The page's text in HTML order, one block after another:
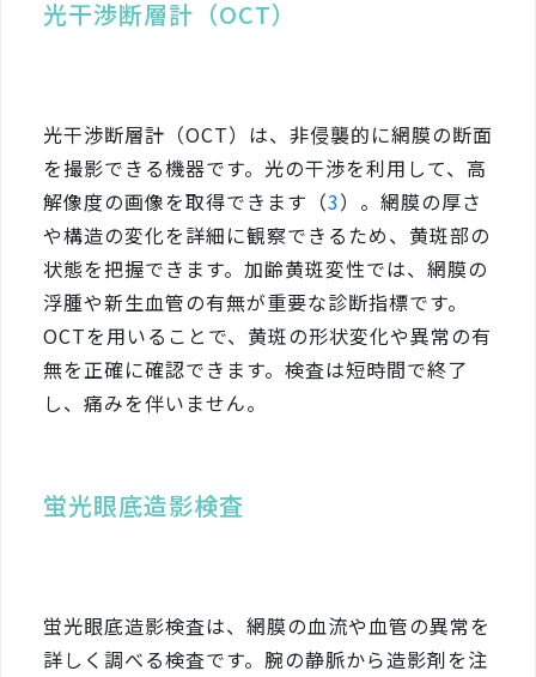
光干渉断層計（OCT）
光干渉断層計（OCT）は、非侵襲的に網膜の断面
を撮影できる機器です。光の干渉を利用して、高
解像度の画像を取得できます（3）。網膜の厚さ
や構造の変化を詳細に観察できるため、黄斑部の
状態を把握できます。加齢黄斑変性では、網膜の
浮腫や新生血管の有無が重要な診断指標です。
OCTを用いることで、黄斑の形状変化や異常の有
無を正確に確認できます。検査は短時間で終了
し、痛みを伴いません。
蛍光眼底造影検査
蛍光眼底造影検査は、網膜の血流や血管の異常を
詳しく調べる検査です。腕の静脈から造影剤を注